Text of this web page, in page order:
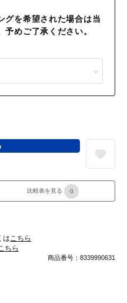
グを希望された場合は当
予めご了承ください。
比較表を見る 0
はこちら
ちら
商品番号：8339990631